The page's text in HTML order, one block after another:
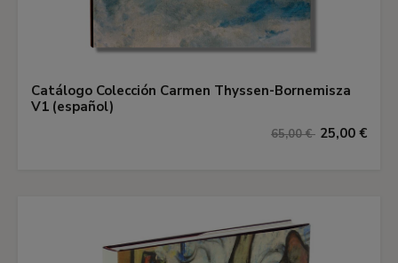
Catálogo Colección Carmen Thyssen-Bornemisza
V1 (español)
65,00 € 25,00 €